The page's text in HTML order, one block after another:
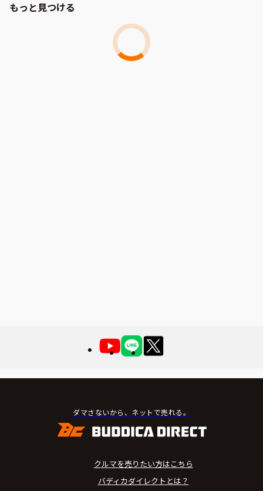
もっと見つける
ダマさないから、ネットで売れる。
クルマを売りたい方はこちら
バディカダイレクトとは？